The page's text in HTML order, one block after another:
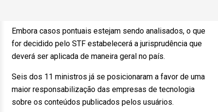
Embora casos pontuais estejam sendo analisados, o que
for decidido pelo STF estabelecerá a jurisprudência que
deverá ser aplicada de maneira geral no país.
Seis dos 11 ministros já se posicionaram a favor de uma
maior responsabilização das empresas de tecnologia
sobre os conteúdos publicados pelos usuários.